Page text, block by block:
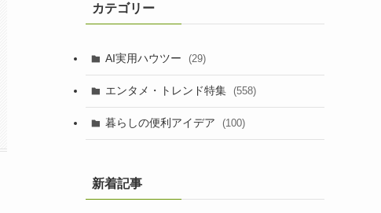
カテゴリー
AI実用ハウツー (29)
エンタメ・トレンド特集 (558)
暮らしの便利アイデア (100)
新着記事